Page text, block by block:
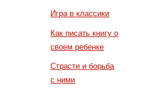
Игра в классики
Как писать книгу о
своем ребенке
Страсти и борьба
с ними